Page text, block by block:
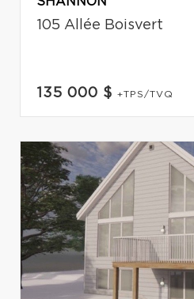
105 Allée Boisvert
135 000 $ +TPS/TVQ